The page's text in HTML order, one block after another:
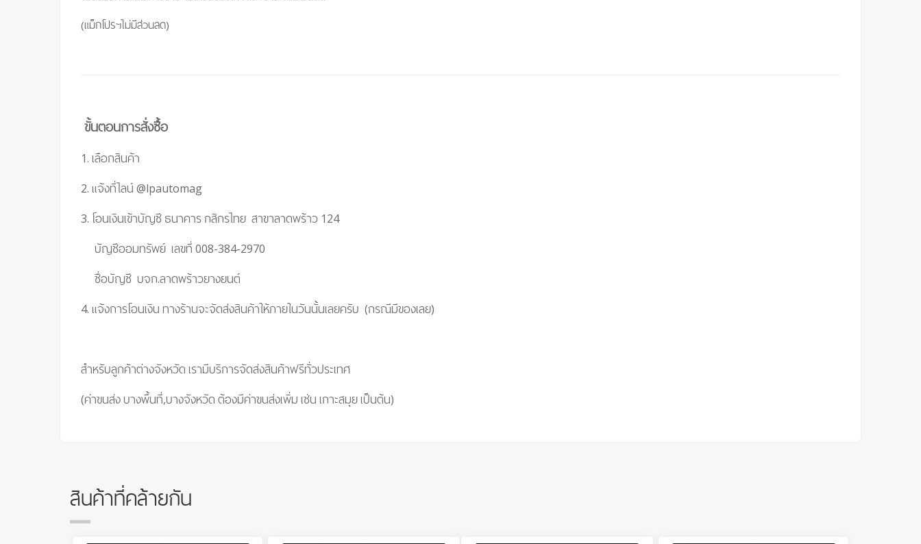
(แม็กโปรฯไม่มีส่วนลด)
ขั้นตอนการสั่งซื้อ
1. เลือกสินค้า
2. แจ้งที่ไลน์ @lpautomag
3. โอนเงินเข้าบัญชี ธนาคาร กสิกรไทย สาขาลาดพร้าว 124
บัญชีออมทรัพย์ เลขที่ 008-384-2970
ชื่อบัญชี บจก.ลาดพร้าวยางยนต์
4. แจ้งการโอนเงิน ทางร้านจะจัดส่งสินค้าให้ภายในวันนั้นเลยครับ (กรณีมีของเลย)
สำหรับลูกค้าต่างจังหวัด เรามีบริการจัดส่งสินค้าฟรีทั่วประเทศ
(ค่าขนส่ง บางพื้นที่,บางจังหวัด ต้องมีค่าขนส่งเพิ่ม เช่น เกาะสมุย เป็นต้น)
สินค้าที่คล้ายกัน